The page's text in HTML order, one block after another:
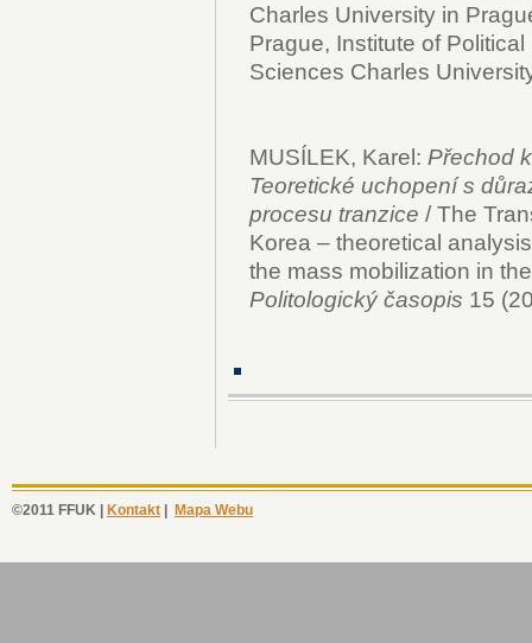
Charles University in
Prague, Institute of
Sciences Charles
MUSÍLEK, Karel: Přechod
Teoretické uchopení s
procesu tranzice / The
Korea – theoretical
the mass mobilization in
Politologický časopis 15
©2011 FFUK | Kontakt | Mapa Webu